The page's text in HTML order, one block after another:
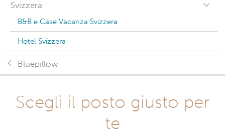
Svizzera
B&B e Case Vacanza Svizzera
Hotel Svizzera
Bluepillow
Scegli il posto giusto per
te